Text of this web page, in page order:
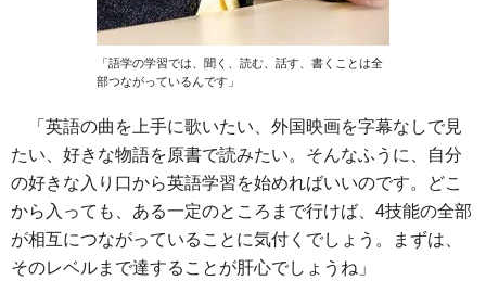
「語学の学習では、聞く、読む、話す、書くことは全
部つながっているんです」
「英語の曲を上手に歌いたい、外国映画を字幕なしで見
たい、好きな物語を原書で読みたい。そんなふうに、自分
の好きな入り口から英語学習を始めればいいのです。どこ
から入っても、ある一定のところまで行けば、4技能の全部
が相互につながっていることに気付くでしょう。まずは、
そのレベルまで達することが肝心でしょうね」